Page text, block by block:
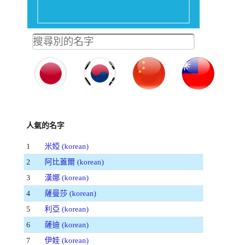
人氣的名字
1
米婭 (korean)
2
阿比蓋爾 (korean)
3
漢娜 (korean)
4
薩曼莎 (korean)
5
利亞 (korean)
6
薩迪 (korean)
7
伊娃 (korean)